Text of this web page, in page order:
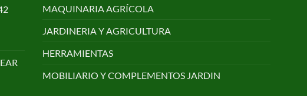
MAQUINARIA AGRÍCOLA
JARDINERIA Y AGRICULTURA
HERRAMIENTAS
MOBILIARIO Y COMPLEMENTOS JARDIN